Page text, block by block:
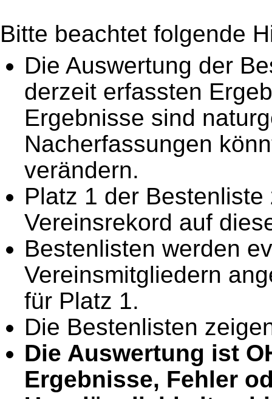
Bitte beachtet folgende
Die Auswertung der
derzeit erfassten
Ergebnisse sind
Nacherfassungen
verändern.
Platz 1 der
Vereinsrekord auf
Bestenlisten werden
Vereinsmitgliedern
für Platz 1.
Die Bestenlisten
Die Auswertung ist
Ergebnisse, Fehler